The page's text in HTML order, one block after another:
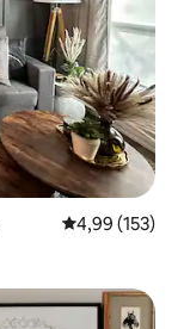
Évaluation
4,99 (153)